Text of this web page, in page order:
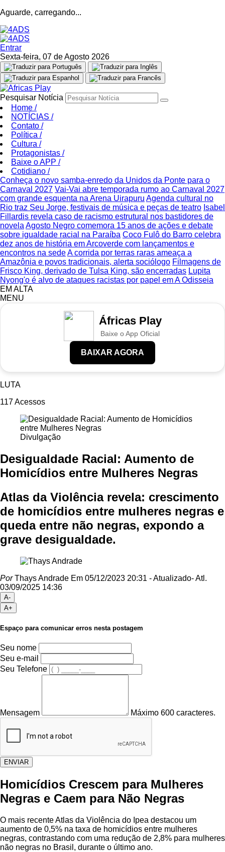
Aguarde, carregando...
Entrar
Sexta-feira, 07 de Agosto 2026
Pesquisar Notícia
Home /
NOTÍCIAS /
Contato /
Política /
Cultura /
Protagonistas /
Baixe o APP /
Cotidiano /
Conheça o novo samba-enredo da Unidos da Ponte para o
Carnaval 2027 Vai-Vai abre temporada rumo ao Carnaval 2027
com grande esquenta na Arena Uirapuru Agenda cultural no
Rio traz Seu Jorge, festivais de música e peças de teatro Isabel
Fillardis revela caso de racismo estrutural nos bastidores de
novela Agosto Negro comemora 15 anos de ações e debate
sobre igualdade racial na Paraíba Coco Fulô do Barro celebra
dez anos de história em Arcoverde com lançamentos e
encontros na sedeA corrida por terras raras ameaça a
Amazônia e povos tradicionais, alerta sociólogo Filmagens de
Frisco King, derivado de Tulsa King, são encerradas Lupita
Nyong'o é alvo de ataques racistas por papel em A Odisseia
EM ALTA
MENU
Áfricas Play
Baixe o App Oficial
BAIXAR AGORA
LUTA
117Acessos
Divulgação
Desigualdade Racial: Aumento de
Homicídios entre Mulheres Negras
Atlas da Violência revela: crescimento
de homicídios entre mulheres negras e
queda entre não negras, expondo a
grave desigualdade.
PorThays Andrade Em 05/12/2023 20:31 - Atualizado- Atl.
03/09/2025 14:36
A-
A+
Espaço para comunicar erros nesta postagem
Seu nome
Seu e-mail
Seu Telefone
Mensagem Máximo 600 caracteres.
ENVIAR
Homicídios Crescem para Mulheres
Negras e Caem para Não Negras
O mais recente Atlas da Violência do Ipea destacou um
aumento de 0,5% na taxa de homicídios entre mulheres
negras, contrastando com uma redução de 2,8% para mulheres
não negras no Brasil, durante o último ano.